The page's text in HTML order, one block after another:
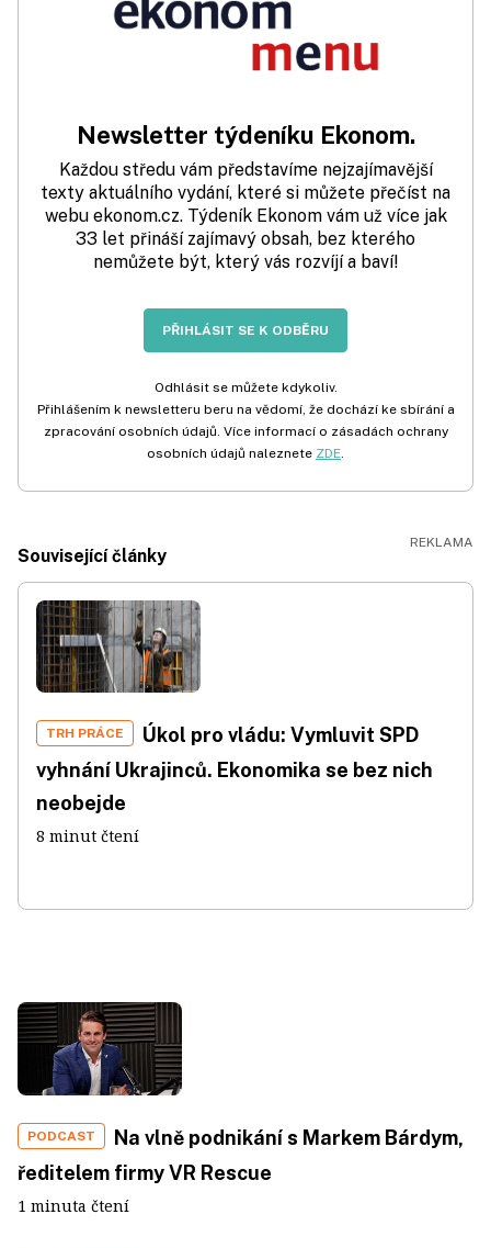
Newsletter týdeníku Ekonom.
Každou středu vám představíme nejzajímavější
texty aktuálního vydání, které si můžete přečíst na
webu ekonom.cz. Týdeník Ekonom vám už více jak
33 let přináší zajímavý obsah, bez kterého
nemůžete být, který vás rozvíjí a baví!
PŘIHLÁSIT SE K ODBĚRU
Odhlásit se můžete kdykoliv.
Přihlášením k newsletteru beru na vědomí, že dochází ke sbírání a
zpracování osobních údajů. Více informací o zásadách ochrany
osobních údajů naleznete ZDE
Související články
TRH PRÁCE
Úkol pro vládu: Vymluvit SPD
vyhnání Ukrajinců. Ekonomika se bez nich
neobejde
8 minut čtení
PODCAST
Na vlně podnikání s Markem Bárdym,
ředitelem firmy VR Rescue
1 minuta čtení